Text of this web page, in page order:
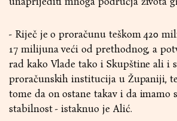
- Riječ je o proračunu teškom 420
17 milijuna veći od prethodnog, a
rad kako Vlade tako i Skupštine ali i
proračunskih institucija u Županiji,
tome da on ostane takav i da
stabilnost - istaknuo je Alić.